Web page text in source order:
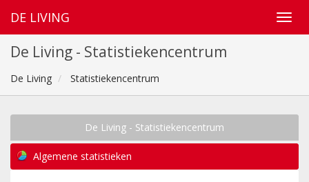
DE LIVING
De Living - Statistiekencentrum
De Living Statistiekencentrum
De Living - Statistiekencentrum
Algemene statistieken